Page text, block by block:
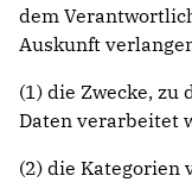
dem
Auskunft
(1) die Zwecke, zu
Daten verarbeitet
(2) die Kategorien